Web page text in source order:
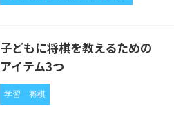
子どもに将棋を教えるための
アイテム3つ
学習 将棋